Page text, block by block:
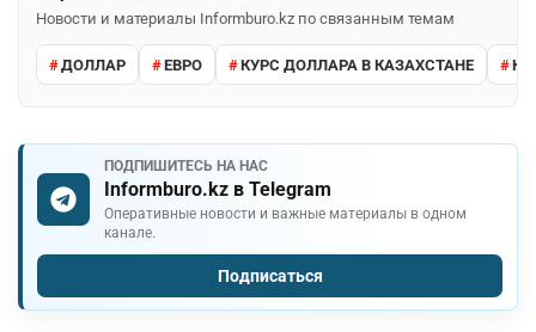
Новости и материалы Informburo.kz по связанным темам
ДОЛЛАР ЕВРО КУРС ДОЛЛАРА В КАЗАХСТАНЕ
ПОДПИШИТЕСЬ НА НАС
Informburo.kz в Telegram
Оперативные новости и важные материалы в одном
канале.
Подписаться